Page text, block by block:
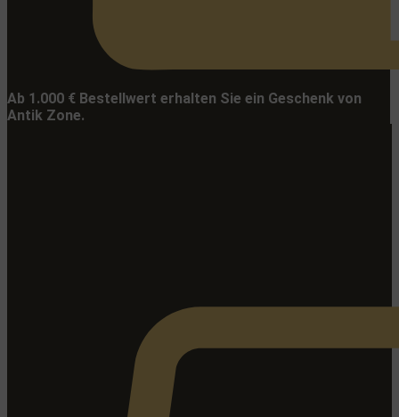
Ab 1.000 € Bestellwert erhalten Sie ein Geschenk von
Antik Zone.